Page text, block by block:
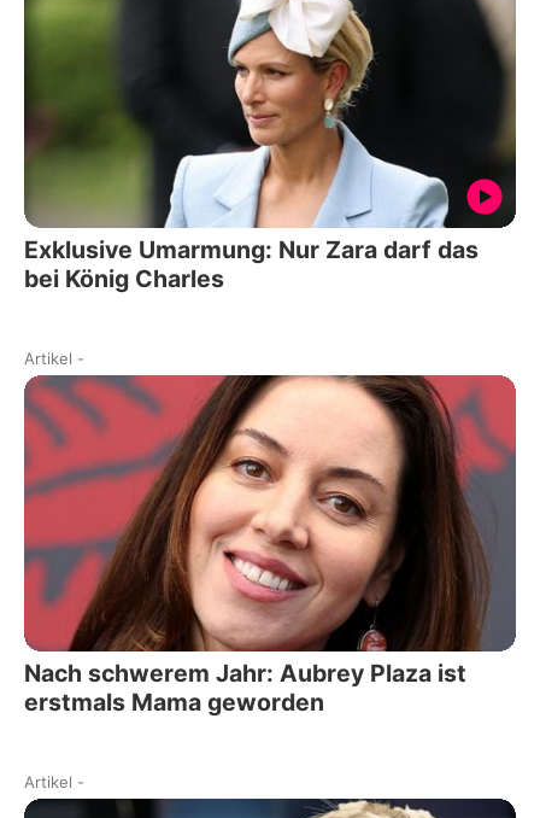
Exklusive Umarmung: Nur Zara darf das
bei König Charles
Artikel -
Nach schwerem Jahr: Aubrey Plaza ist
erstmals Mama geworden
Artikel -